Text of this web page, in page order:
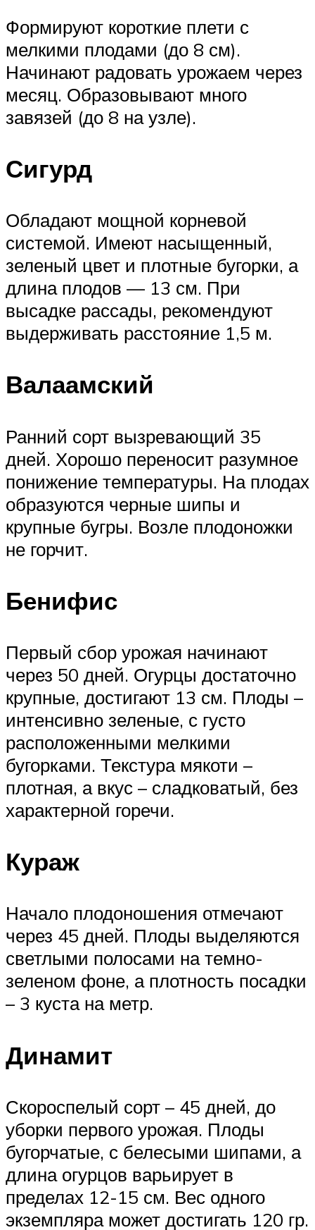
Формируют короткие плети с
мелкими плодами (до 8 см).
Начинают радовать урожаем через
месяц. Образовывают много
завязей (до 8 на узле).
Сигурд
Обладают мощной корневой
системой. Имеют насыщенный,
зеленый цвет и плотные бугорки, а
длина плодов — 13 см. При
высадке рассады, рекомендуют
выдерживать расстояние 1,5 м.
Валаамский
Ранний сорт вызревающий 35
дней. Хорошо переносит разумное
понижение температуры. На плодах
образуются черные шипы и
крупные бугры. Возле плодоножки
не горчит.
Бенифис
Первый сбор урожая начинают
через 50 дней. Огурцы достаточно
крупные, достигают 13 см. Плоды –
интенсивно зеленые, с густо
расположенными мелкими
бугорками. Текстура мякоти –
плотная, а вкус – сладковатый, без
характерной горечи.
Кураж
Начало плодоношения отмечают
через 45 дней. Плоды выделяются
светлыми полосами на темно-
зеленом фоне, а плотность посадки
– 3 куста на метр.
Динамит
Скороспелый сорт – 45 дней, до
уборки первого урожая. Плоды
бугорчатые, с белесыми шипами, а
длина огурцов варьирует в
пределах 12-15 см. Вес одного
экземпляра может достигать 120 гр.